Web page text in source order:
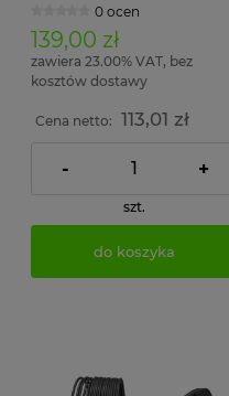
0 ocen
139,00 zł
zawiera 23.00% VAT, bez
kosztów dostawy
Cena netto: 113,01 zł
- +
szt.
do koszyka